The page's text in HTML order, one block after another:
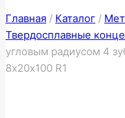
Главная / Каталог /
Твердосплавные
угловым радиусом 4
8х20х100 R1